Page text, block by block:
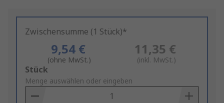
Zwischensumme (1 Stück)*
9,54 €
(ohne MwSt.)
11,35 €
(inkl. MwSt.)
Add
to
Basket
Stück
Menge auswählen oder eingeben